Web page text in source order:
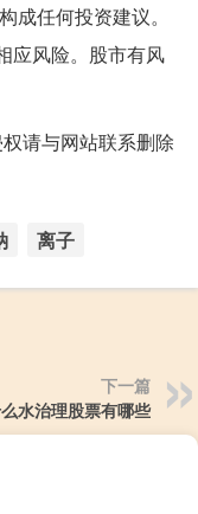
任何投资建议。
应风险。股市有风
与网站联系删除
离子
下一篇
水治理股票有哪些